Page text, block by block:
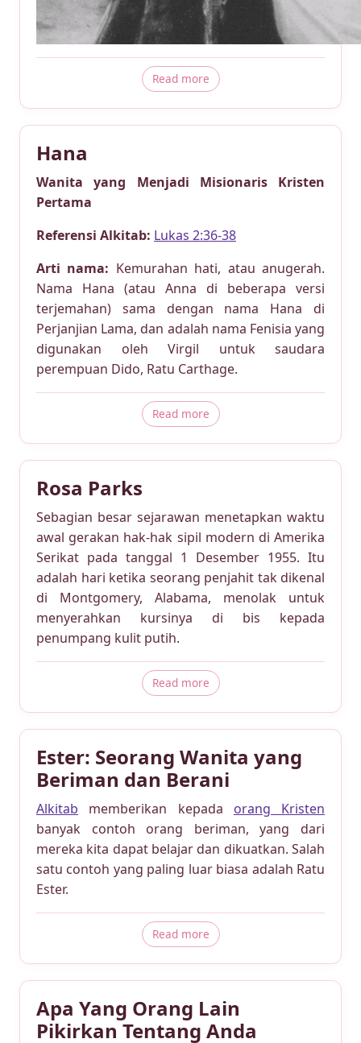
Read moreabout Susanna Wesley
Hana
Wanita yang Menjadi Misionaris Kristen
Pertama
Referensi Alkitab: Lukas 2:36-38
Arti nama: Kemurahan hati, atau anugerah.
Nama Hana (atau Anna di beberapa versi
terjemahan) sama dengan nama Hana di
Perjanjian Lama, dan adalah nama Fenisia yang
digunakan oleh Virgil untuk saudara
perempuan Dido, Ratu Carthage.
Read moreabout Hana
Rosa Parks
Sebagian besar sejarawan menetapkan waktu
awal gerakan hak-hak sipil modern di Amerika
Serikat pada tanggal 1 Desember 1955. Itu
adalah hari ketika seorang penjahit tak dikenal
di Montgomery, Alabama, menolak untuk
menyerahkan kursinya di bis kepada
penumpang kulit putih.
Read moreabout Rosa Parks
Ester: Seorang Wanita yang
Beriman dan Berani
Alkitab memberikan kepada orang Kristen
banyak contoh orang beriman, yang dari
mereka kita dapat belajar dan dikuatkan. Salah
satu contoh yang paling luar biasa adalah Ratu
Ester.
Read moreabout Ester: Seorang
Apa Yang Orang Lain
Pikirkan Tentang Anda